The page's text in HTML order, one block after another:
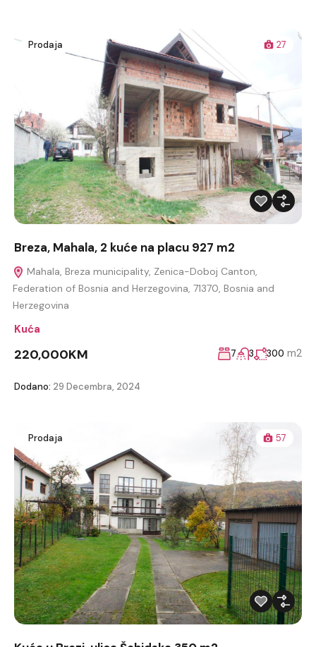
Prodaja 27
Breza, Mahala, 2 kuće na placu 927 m2
Mahala, Breza municipality, Zenica-Doboj Canton,
Federation of Bosnia and Herzegovina, 71370, Bosnia and
Herzegovina
Kuća
220,000KM 7 3 300 m2
Dodano: 29 Decembra, 2024
Prodaja 57